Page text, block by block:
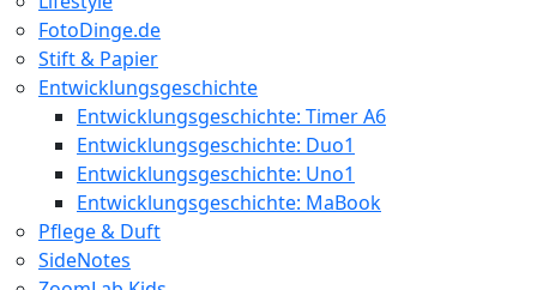
FotoDinge.de
Stift & Papier
Entwicklungsgeschichte
Entwicklungsgeschichte: Timer A6
Entwicklungsgeschichte: Duo1
Entwicklungsgeschichte: Uno1
Entwicklungsgeschichte: MaBook
Pflege & Duft
SideNotes